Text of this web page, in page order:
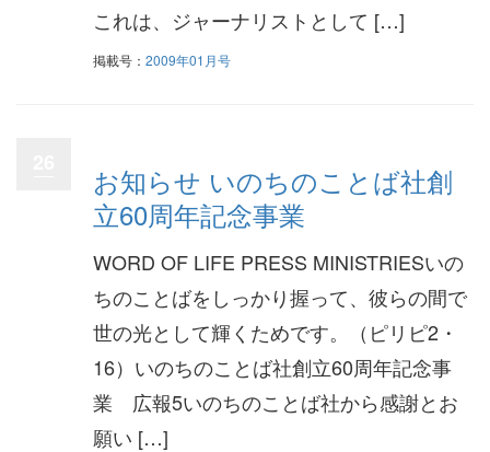
これは、ジャーナリストとして […]
掲載号： 2009年01月号
お知らせ いのちのことば社創
立60周年記念事業
WORD OF LIFE PRESS MINISTRIESいの
ちのことばをしっかり握って、彼らの間で
世の光として輝くためです。（ピリピ2・
16）いのちのことば社創立60周年記念事
業 広報5いのちのことば社から感謝とお
願い […]